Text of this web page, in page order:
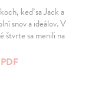
keď sa Jack a
snov a ideálov. V
štvrte sa menili na
PDF